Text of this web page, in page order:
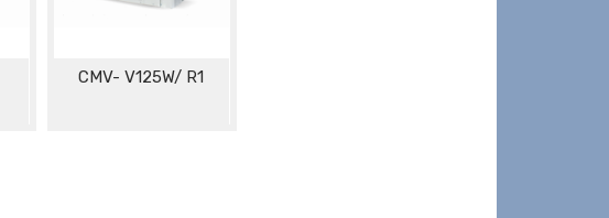
CMV- V125W/ R1